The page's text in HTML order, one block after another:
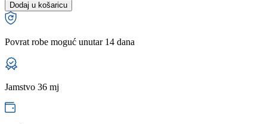
Dodaj u košaricu
Povrat robe moguć unutar 14 dana
Jamstvo 36 mj